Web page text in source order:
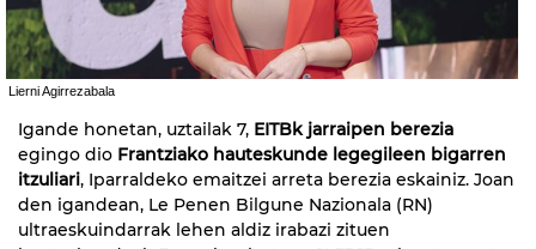
Lierni Agirrezabala
Igande honetan, uztailak 7, EITBk jarraipen berezia
egingo dio Frantziako hauteskunde legegileen bigarren
itzuliari, Iparraldeko emaitzei arreta berezia eskainiz. Joan
den igandean, Le Penen Bilgune Nazionala (RN)
ultraeskuindarrak lehen aldiz irabazi zituen